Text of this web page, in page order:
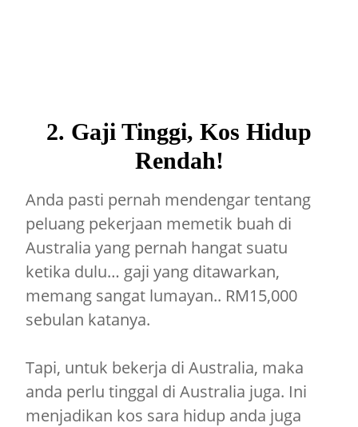
2. Gaji Tinggi, Kos Hidup
Rendah!
Anda pasti pernah mendengar tentang
peluang pekerjaan memetik buah di
Australia yang pernah hangat suatu
ketika dulu… gaji yang ditawarkan,
memang sangat lumayan.. RM15,000
sebulan katanya.
Tapi, untuk bekerja di Australia, maka
anda perlu tinggal di Australia juga. Ini
menjadikan kos sara hidup anda juga